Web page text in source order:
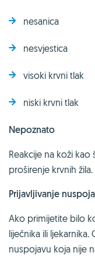
nesanica
nesvjestica
visoki krvni tlak
niski krvni tlak
Nepoznato
Reakcije na koži
proširenje krvnih žila.
Prijavljivanje
Ako primijetite bilo
liječnika ili
nuspojavu koja nije